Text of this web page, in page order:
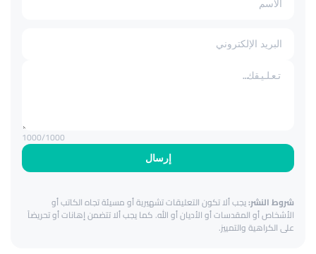
إرسال
1000/1000
شروط النشر:يجب ألا تكون التعليقات تشهيرية أو مسيئة تجاه الكاتب أو
الأشخاص أو المقدسات أو الأديان أو الله. كما يجب ألا تتضمن إهانات أو تحريضاً
على الكراهية والتمييز.